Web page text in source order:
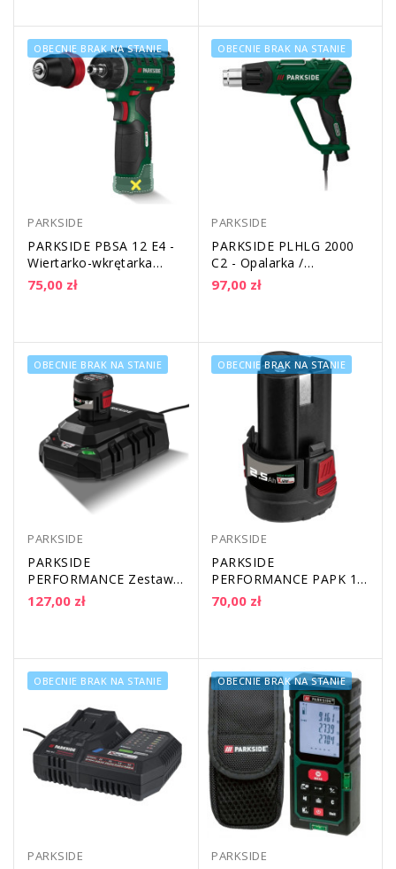
OBECNIE BRAK NA STANIE
PARKSIDE
PARKSIDE PBSA 12 E4 -
Wiertarko-wkrętarka
akumulatorowa (bez
akumulatora i...
75,00 zł
OBECNIE BRAK NA STANIE
PARKSIDE
PARKSIDE PLHLG 2000
C2 - Opalarka /
wypalarka chwastów 2w1
| 2000 W | z...
97,00 zł
OBECNIE BRAK NA STANIE
PARKSIDE
PARKSIDE
PERFORMANCE Zestaw -
ładowarka 12V 6A PLGK
12 6.0 A1 + Akumulator...
127,00 zł
OBECNIE BRAK NA STANIE
PARKSIDE
PARKSIDE
PERFORMANCE PAPK 12
2.5 A1 - Akumulator 2,5
Ah / 12 V
70,00 zł
OBECNIE BRAK NA STANIE
PARKSIDE
OBECNIE BRAK NA STANIE
PARKSIDE